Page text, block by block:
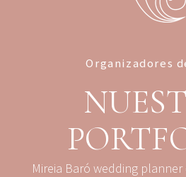
Organizadores
Mireia Baró wedding